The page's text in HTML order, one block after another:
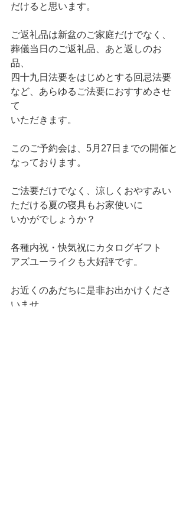
だけると思います。
ご返礼品は新盆のご家庭だけでなく、
葬儀当日のご返礼品、あと返しのお
品、
四十九日法要をはじめとする回忌法要
など、あらゆるご法要におすすめさせ
て
いただきます。
このご予約会は、5月27日までの開催と
なっております。
ご法要だけでなく、涼しくおやすみい
ただける夏の寝具もお家使いに
いかがでしょうか？
各種内祝・快気祝にカタログギフト
アズユーライクも大好評です。
お近くのあだちに是非お出かけくださ
いませ。